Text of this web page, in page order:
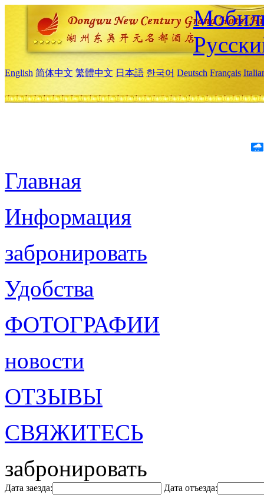
English 简体中文 繁體中文 日本語 한국어 Deutsch Français
Главная
Информация
забронировать
Удобства
ФОТОГРАФИИ
новости
ОТЗЫВЫ
СВЯЖИТЕСЬ
забронировать
Дата заезда: Дата отъезда: